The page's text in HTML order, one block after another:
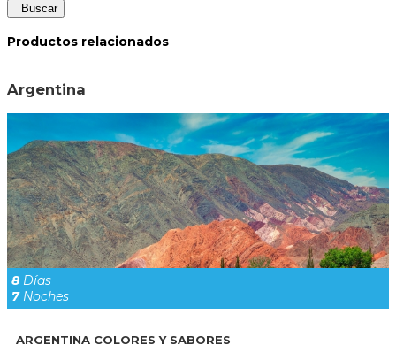
Buscar
Productos relacionados
Argentina
8 Días
7Noches
ARGENTINA COLORES Y SABORES